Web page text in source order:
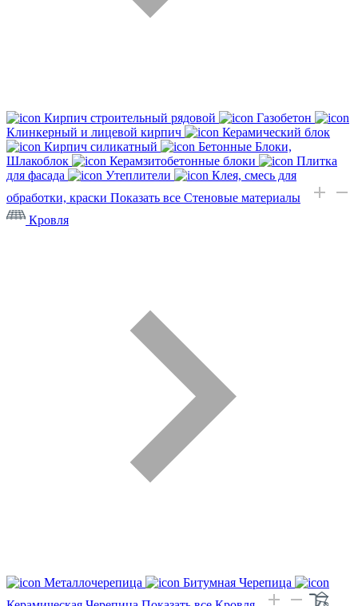
Кирпич строительный рядовой
Газобетон
Клинкерный и лицевой кирпич
Керамический блок
Кирпич силикатный
Бетонные Блоки,
Шлакоблок
Керамзитобетонные блоки
Плитка
для фасада
Утеплители
Клея, смесь для
обработки, краски Показать все Стеновые материалы
Кровля
Металлочерепица
Битумная Черепица